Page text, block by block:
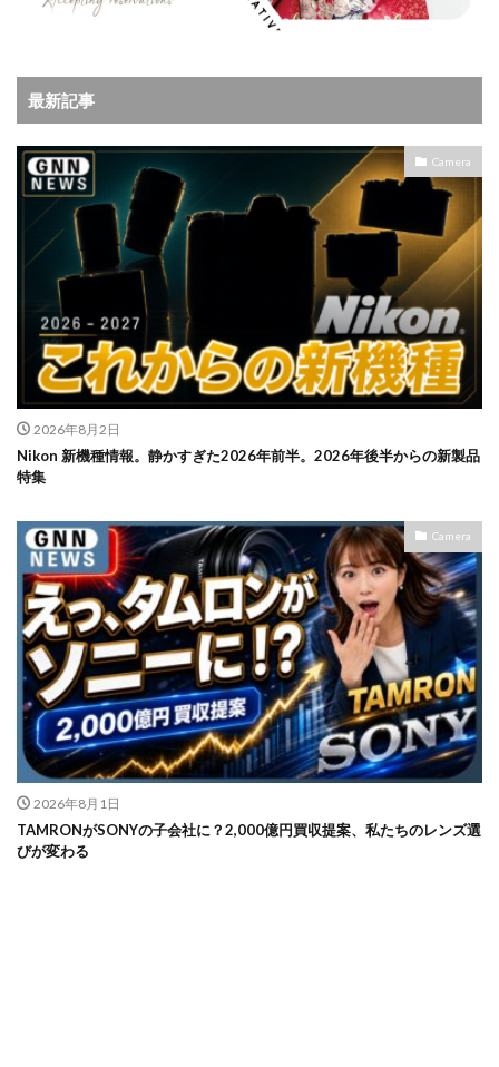
最新記事
Camera
2026年8月2日
Nikon 新機種情報。静かすぎた2026年前半。2026年後半からの新製品
特集
Camera
2026年8月1日
TAMRONがSONYの子会社に？2,000億円買収提案、私たちのレンズ選
びが変わる